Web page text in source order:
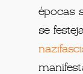
épocas
se